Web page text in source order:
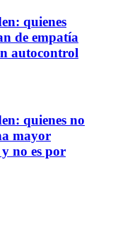
quienes
de empatía
autocontrol
quienes no
mayor
no es por